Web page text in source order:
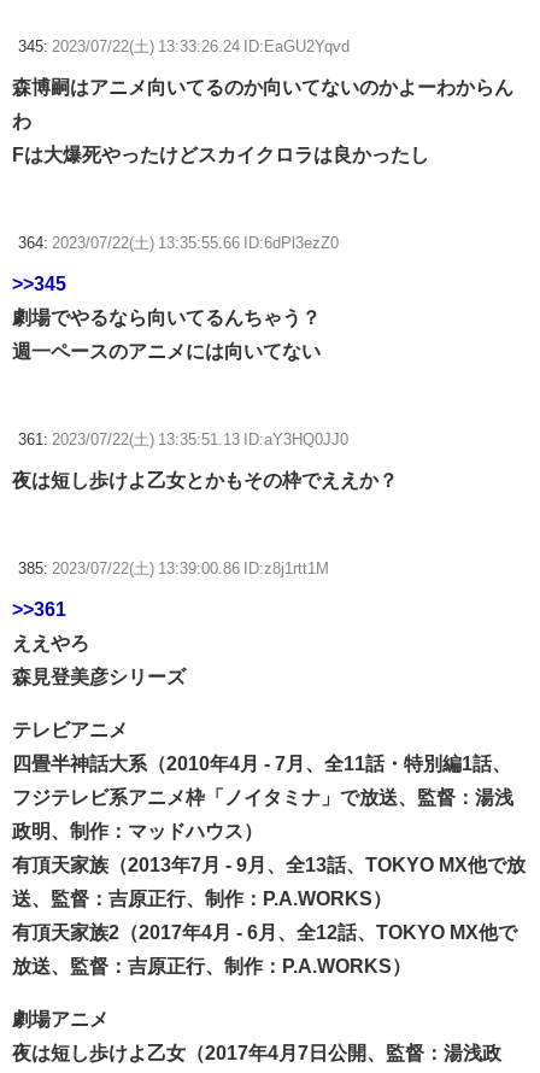
345: 2023/07/22(土) 13:33:26.24 ID:EaGU2Yqvd
森博嗣はアニメ向いてるのか向いてないのかよーわからん
わ
Fは大爆死やったけどスカイクロラは良かったし
364: 2023/07/22(土) 13:35:55.66 ID:6dPl3ezZ0
>>345
劇場でやるなら向いてるんちゃう？
週一ペースのアニメには向いてない
361: 2023/07/22(土) 13:35:51.13 ID:aY3HQ0JJ0
夜は短し歩けよ乙女とかもその枠でええか？
385: 2023/07/22(土) 13:39:00.86 ID:z8j1rtt1M
>>361
ええやろ
森見登美彦シリーズ
テレビアニメ
四畳半神話大系（2010年4月 - 7月、全11話・特別編1話、
フジテレビ系アニメ枠「ノイタミナ」で放送、監督：湯浅
政明、制作：マッドハウス）
有頂天家族（2013年7月 - 9月、全13話、TOKYO MX他で放
送、監督：吉原正行、制作：P.A.WORKS）
有頂天家族2（2017年4月 - 6月、全12話、TOKYO MX他で
放送、監督：吉原正行、制作：P.A.WORKS）
劇場アニメ
夜は短し歩けよ乙女（2017年4月7日公開、監督：湯浅政